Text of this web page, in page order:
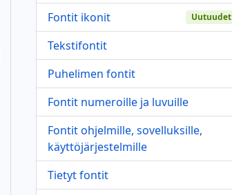
Fontit ikonit Uutuudet
Tekstifontit
Puhelimen fontit
Fontit numeroille ja luvuille
Fontit ohjelmille, sovelluksille,
käyttöjärjestelmille
Tietyt fontit